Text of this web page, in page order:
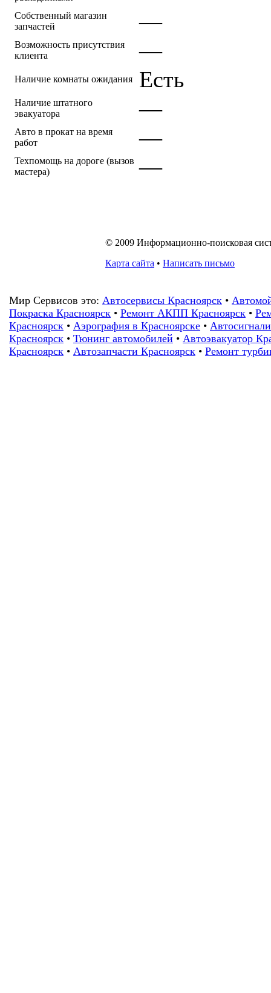
Собственный магазин
запчастей
—
Возможность присутствия
клиента
—
Наличие комнаты ожидания Есть
Наличие штатного
эвакуатора
—
Авто в прокат на время
работ
—
Техпомощь на дороге (вызов
мастера)
—
© 2009 Информационно-поисковая
Карта сайта • Написать письмо
Мир Сервисов это: Автосервисы Красноярск •
Покраска Красноярск • Ремонт АКПП Красноярск •
Красноярск • Аэрография в Красноярске •
Красноярск • Тюнинг автомобилей • Автоэвакуатор
Красноярск • Автозапчасти Красноярск • Ремонт